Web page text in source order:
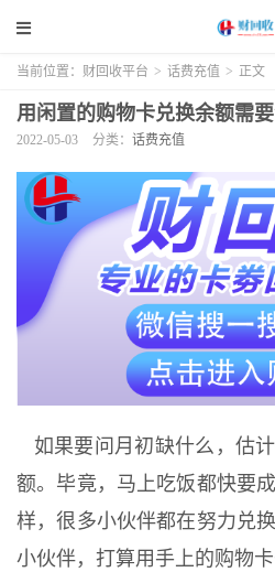
当前位置： 财回收平台 > 话费充值 > 正文
用闲置的购物卡兑换余额需要
2022-05-03 分类： 话费充值
如果要问月初缺什么，估
额。毕竟，马上吃饭都快要
样，很多小伙伴都在努力兑
小伙伴，打算用手上的购物卡